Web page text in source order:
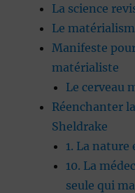
La science
Le
Manifeste
matérialiste
Le cerveau
Réenchanter
Sheldrake
1. La
10. La
seule qui